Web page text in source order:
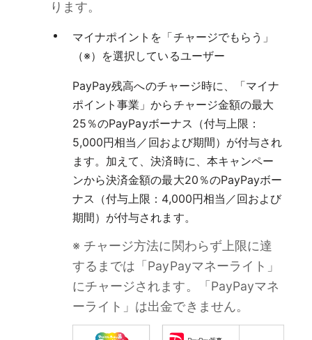
ります。
マイナポイントを「チャージでもらう」
（※）を選択しているユーザー
PayPay残高へのチャージ時に、「マイナ
ポイント事業」からチャージ金額の最大
25％のPayPayボーナス（付与上限：
5,000円相当／回および期間）が付与され
ます。加えて、決済時に、本キャンペー
ンから決済金額の最大20％のPayPayボー
ナス（付与上限：4,000円相当／回および
期間）が付与されます。
※ チャージ方法に関わらず上限に達
するまでは「PayPayマネーライト」
にチャージされます。「PayPayマネ
ーライト」は出金できません。